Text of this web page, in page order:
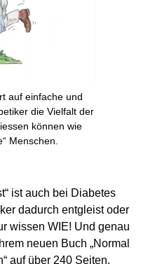
auf einfache und
die Vielfalt der
können wie
Menschen.
ist auch bei Diabetes
dadurch entgleist oder
wissen WIE! Und genau
neuen Buch „Normal
auf über 240 Seiten.